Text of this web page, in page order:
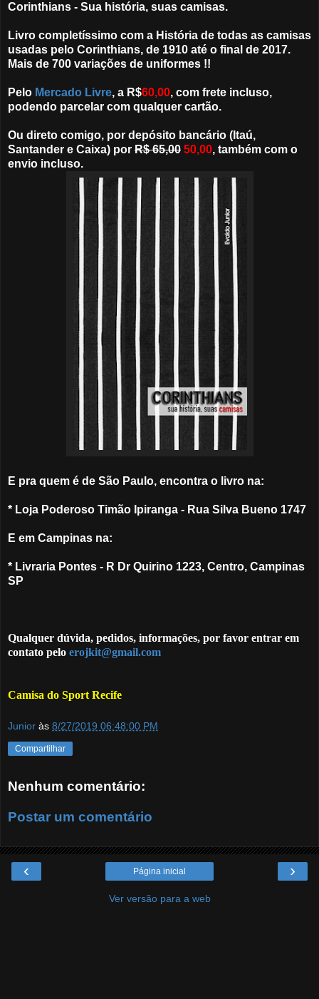
Corinthians - Sua história, suas camisas.
Livro completíssimo com a História de todas as camisas
usadas pelo Corinthians, de 1910 até o final de 2017.
Mais de 700 variações de uniformes !!
Pelo Mercado Livre, a R$60,00, com frete incluso,
podendo parcelar com qualquer cartão.
Ou direto comigo, por depósito bancário (Itaú,
Santander e Caixa) por R$ 65,00 50,00, também com o
envio incluso.
E pra quem é de São Paulo, encontra o livro na:
* Loja Poderoso Timão Ipiranga - Rua Silva Bueno 1747
E em Campinas na:
* Livraria Pontes - R Dr Quirino 1223, Centro, Campinas
SP
Qualquer dúvida, pedidos, informações, por favor entrar em
contato pelo erojkit@gmail.com
Camisa do Sport Recife
Junior às 8/27/2019 06:48:00 PM
Compartilhar
Nenhum comentário:
Postar um comentário
‹ ›
Página inicial
Ver versão para a web